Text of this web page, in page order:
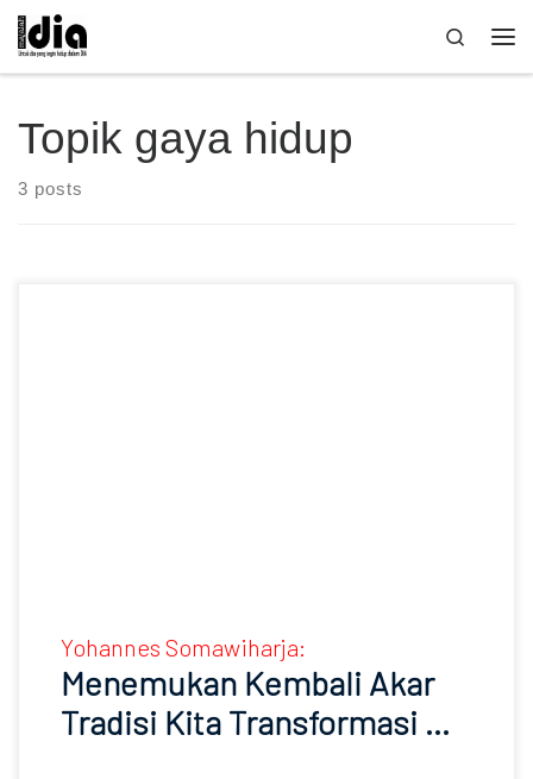
Skip to content
Search
Topik gaya hidup
3 posts
Yohannes Somawiharja:
Menemukan Kembali Akar
Tradisi Kita Transformasi …